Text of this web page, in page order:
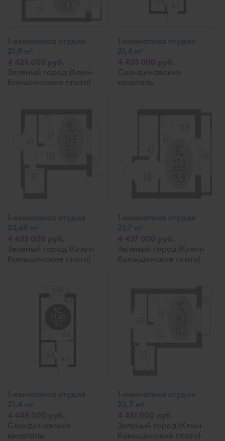
1-комнатная студия
21,9 м2
Зеленый город (Ключ-
Камышинское плато)
1-комнатная студия
21,4 м2
Скандинавские
кварталы
1-комнатная студия
23,69 м2
Зеленый город (Ключ-
Камышинское плато)
1-комнатная студия
21,7 м2
Зеленый город (Ключ-
Камышинское плато)
1-комнатная студия
21,4 м2
Скандинавские
кварталы
1-комнатная студия
23,7 м2
Зеленый город (Ключ-
Камышинское плато)